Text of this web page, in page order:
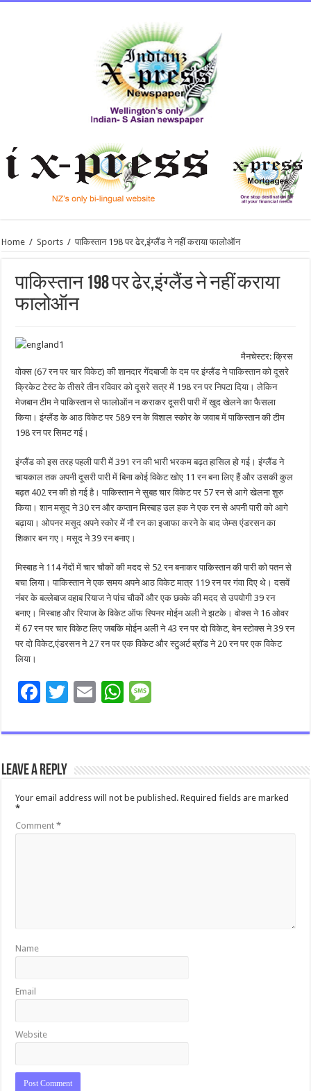
Home / Sports / पाकिस्तान 198 पर ढेर,इंग्लैंड ने नहीं कराया फालोऑन
पाकिस्तान 198 पर ढेर,इंग्लैंड ने नहीं कराया
फालोऑन
मैनचेस्टर: क्रिस
वोक्स (67 रन पर चार विकेट) की शानदार गेंदबाजी के दम पर इंग्लैंड ने पाकिस्तान को दूसरे
क्रिकेट टेस्ट के तीसरे तीन रविवार को दूसरे सत्र में 198 रन पर निपटा दिया। लेकिन
मेजबान टीम ने पाकिस्तान से फालोऑन न कराकर दूसरी पारी में खुद खेलने का फैसला
किया। इंग्लैंड के आठ विकेट पर 589 रन के विशाल स्कोर के जवाब में पाकिस्तान की टीम
198 रन पर सिमट गई।
इंग्लैंड को इस तरह पहली पारी में 391 रन की भारी भरकम बढ़त हासिल हो गई। इंग्लैंड ने
चायकाल तक अपनी दूसरी पारी में बिना कोई विकेट खोए 11 रन बना लिए हैं और उसकी कुल
बढ़त 402 रन की हो गई है। पाकिस्तान ने सुबह चार विकेट पर 57 रन से आगे खेलना शुरु
किया। शान मसूद ने 30 रन और कप्तान मिस्बाह उल हक ने एक रन से अपनी पारी को आगे
बढ़ाया। ओपनर मसूद अपने स्कोर में नौ रन का इजाफा करने के बाद जेम्स एंडरसन का
शिकार बन गए। मसूद ने 39 रन बनाए।
मिस्बाह ने 114 गेंदों में चार चौकों की मदद से 52 रन बनाकर पाकिस्तान की पारी को पतन से
बचा लिया। पाकिस्तान ने एक समय अपने आठ विकेट मात्र 119 रन पर गंवा दिए थे। दसवें
नंबर के बल्लेबाज वहाब रियाज ने पांच चौकों और एक छक्के की मदद से उपयोगी 39 रन
बनाए। मिस्बाह और रियाज के विकेट ऑफ स्पिनर मोईन अली ने झटके। वोक्स ने 16 ओवर
में 67 रन पर चार विकेट लिए जबकि मोईन अली ने 43 रन पर दो विकेट, बेन स्टोक्स ने 39 रन
पर दो विकेट,एंडरसन ने 27 रन पर एक विकेट और स्टुअर्ट ब्रॉड ने 20 रन पर एक विकेट
लिया।
F
e
b
o
o
k
T
tt
E
ai
W
at
p
p
sa
e
Leave a Reply
Your email address will not be published. Required fields are marked
*
Comment*
Name
Email
Website